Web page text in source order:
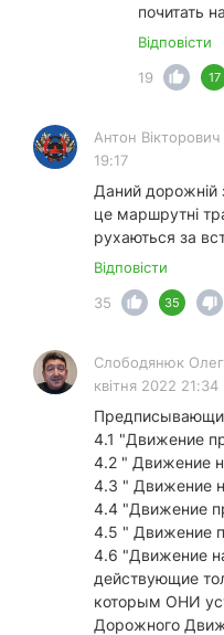
почитать
Відповісти
19
17
Антон Вікторович
19:17
Даний дорожній
це маршрутні
рухаються за
Відповісти
35
35
Слободянюк
квітня 2022 21:34
4.1 "Движение
4.2 " Движение
4.3 " Движение
4.4 "Движение
4.5 " Движение
4.6 "Движение
действующие
которым ОНИ
Дорожного